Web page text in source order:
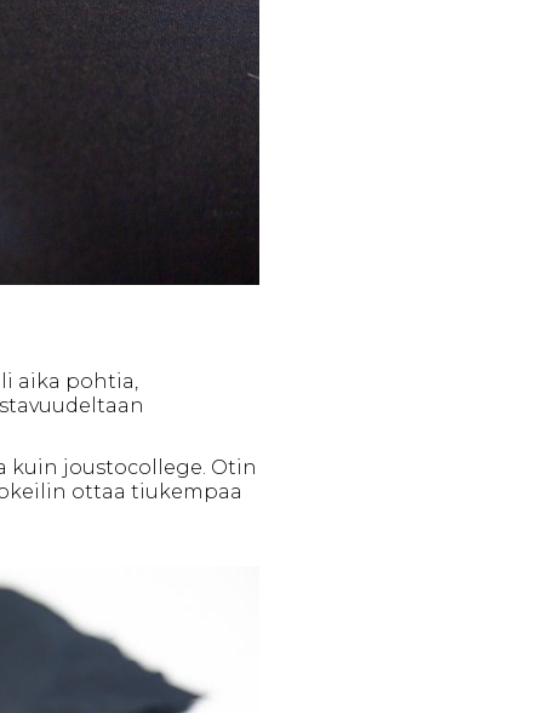
aika pohtia,
kuin joustocollege. Otin
ottaa tiukempaa